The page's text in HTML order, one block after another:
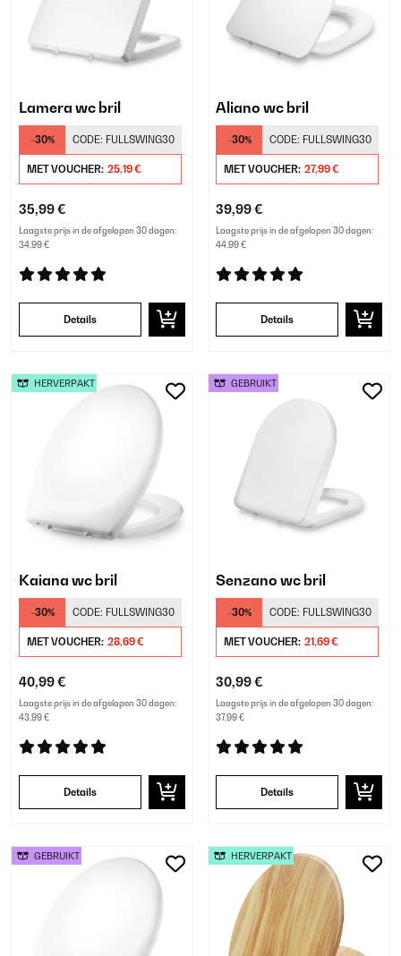
Lamera wc bril
-30% CODE: FULLSWING30
MET VOUCHER: 25,19 €
35,99 €
Laagste prijs in de afgelopen 30 dagen:
34,99 €
Details
Aliano wc bril
-30% CODE: FULLSWING30
MET VOUCHER: 27,99 €
39,99 €
Laagste prijs in de afgelopen 30 dagen:
44,99 €
Details
Kaiana wc bril
-30% CODE: FULLSWING30
MET VOUCHER: 28,69 €
40,99 €
Laagste prijs in de afgelopen 30 dagen:
43,99 €
Details
HERVERPAKT
Senzano wc bril
-30% CODE: FULLSWING30
MET VOUCHER: 21,69 €
30,99 €
Laagste prijs in de afgelopen 30 dagen:
37,99 €
Details
GEBRUIKT
GEBRUIKT HERVERPAKT